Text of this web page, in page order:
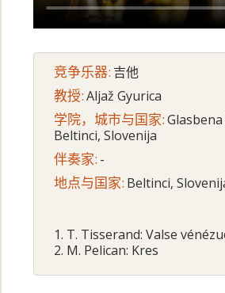
竞争乐器: 吉他
教授:Aljaž Gyurica
学院，城市与国家:
Beltinci, Slovenija
伴奏家: -
地点与国家: Beltinci,
1. T. Tisserand: Valse
2. M. Pelican: Kres